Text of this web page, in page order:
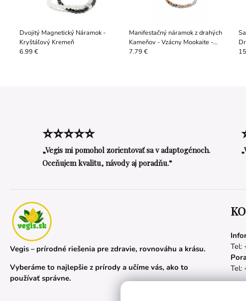
Dvojitý Magnetický Náramok -
Kryštáľový Kremeň
6.99 €
Manifestačný náramok z drahých
Kameňov - Vzácny Mookaite -
Múdrosť
7.79 €
⭐⭐⭐⭐⭐
„Vegis mi pomohol zorientovať sa v adaptogénoch.
Oceňujem kvalitu, návody aj poradňu.“
Vegis – prírodné riešenia pre zdravie, rovnováhu a krásu.
Vyberáme to najlepšie z prírody a učíme vás, ako to
používať správne.
Tel:
Tel: